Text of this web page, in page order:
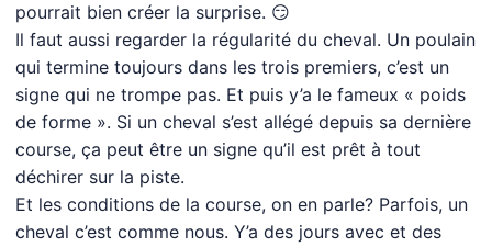
pourrait bien créer la surprise. 😏
Il faut aussi regarder la régularité du cheval. Un poulain
qui termine toujours dans les trois premiers, c’est un
signe qui ne trompe pas. Et puis y’a le fameux « poids
de forme ». Si un cheval s’est allégé depuis sa dernière
course, ça peut être un signe qu’il est prêt à tout
déchirer sur la piste.
Et les conditions de la course, on en parle? Parfois, un
cheval c’est comme nous. Y’a des jours avec et des